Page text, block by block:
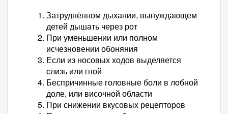
Затруднённом дыхании, вынуждающем
детей дышать через рот
При уменьшении или полном
исчезновении обоняния
Если из носовых ходов выделяется
слизь или гной
Беспричинные головные боли в лобной
доле, или височной области
При снижении вкусовых рецепторов